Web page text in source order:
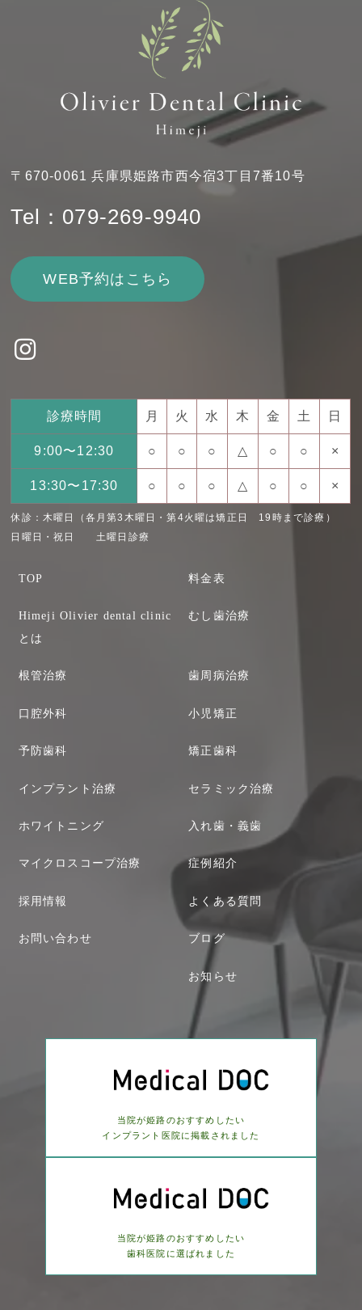
〒670-0061 兵庫県姫路市西今宿3丁目7番10号
Tel：079-269-9940
WEB予約はこちら
診療時間 月 火 水 木 金 土 日
9:00〜12:30 ○ ○ ○ △ ○ ○ ×
13:30〜17:30 ○ ○ ○ △ ○ ○ ×
休診：木曜日（各月第3木曜日・第4火曜は矯正日 19時まで診療）
日曜日・祝日 土曜日診療
TOP 料金表
Himeji Olivier dental clinic
とは
むし歯治療
根管治療 歯周病治療
口腔外科 小児矯正
予防歯科 矯正歯科
インプラント治療 セラミック治療
ホワイトニング 入れ歯・義歯
マイクロスコープ治療 症例紹介
採用情報 よくある質問
お問い合わせ ブログ
お知らせ
当院が姫路のおすすめしたい
インプラント医院に掲載されました
当院が姫路のおすすめしたい
歯科医院に選ばれました